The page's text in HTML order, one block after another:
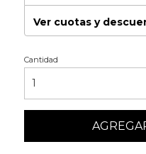
Ver cuotas y
Cantidad